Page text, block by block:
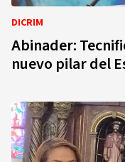
DICRIM
Abinader:
nuevo pilar del